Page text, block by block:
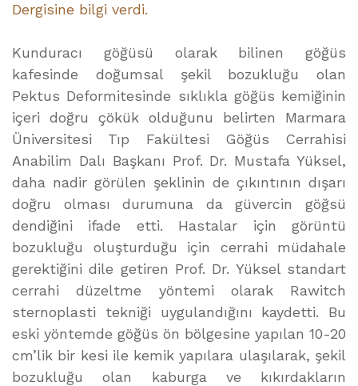
Dergisine bilgi verdi.
Kunduracı göğüsü olarak bilinen göğüs
kafesinde doğumsal şekil bozukluğu olan
Pektus Deformitesinde sıklıkla göğüs kemiğinin
içeri doğru çökük olduğunu belirten Marmara
Üniversitesi Tıp Fakültesi Göğüs Cerrahisi
Anabilim Dalı Başkanı Prof. Dr. Mustafa Yüksel,
daha nadir görülen şeklinin de çıkıntının dışarı
doğru olması durumuna da güvercin göğsü
dendiğini ifade etti. Hastalar için görüntü
bozukluğu oluşturduğu için cerrahi müdahale
gerektiğini dile getiren Prof. Dr. Yüksel standart
cerrahi düzeltme yöntemi olarak Rawitch
sternoplasti tekniği uygulandığını kaydetti. Bu
eski yöntemde göğüs ön bölgesine yapılan 10-20
cm’lik bir kesi ile kemik yapılara ulaşılarak, şekil
bozukluğu olan kaburga ve kıkırdakların